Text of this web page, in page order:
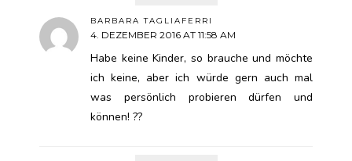
BARBARA TAGLIAFERRI
4. DEZEMBER 2016 AT 11:58 AM
Habe keine Kinder, so brauche und möchte
ich keine, aber ich würde gern auch mal
was persönlich probieren dürfen und
können! ??